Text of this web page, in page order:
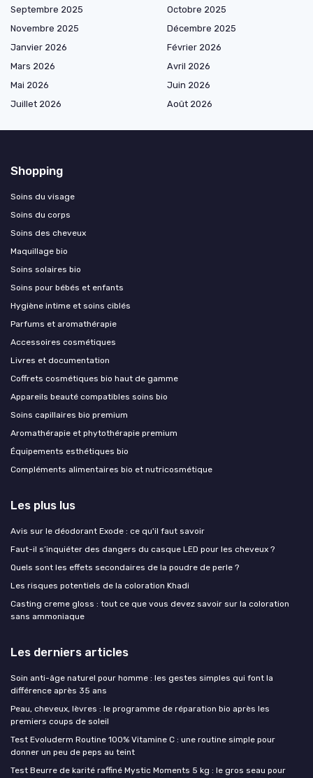
Septembre 2025
Octobre 2025
Novembre 2025
Décembre 2025
Janvier 2026
Février 2026
Mars 2026
Avril 2026
Mai 2026
Juin 2026
Juillet 2026
Août 2026
Shopping
Soins du visage
Soins du corps
Soins des cheveux
Maquillage bio
Soins solaires bio
Soins pour bébés et enfants
Hygiène intime et soins ciblés
Parfums et aromathérapie
Accessoires cosmétiques
Livres et documentation
Coffrets cosmétiques bio haut de gamme
Appareils beauté compatibles soins bio
Soins capillaires bio premium
Aromathérapie et phytothérapie premium
Équipements esthétiques bio
Compléments alimentaires bio et nutricosmétique
Les plus lus
Avis sur le déodorant Exode : ce qu'il faut savoir
Faut-il s’inquiéter des dangers du casque LED pour les cheveux ?
Quels sont les effets secondaires de la poudre de perle ?
Les risques potentiels de la coloration Khadi
Casting creme gloss : tout ce que vous devez savoir sur la coloration
sans ammoniaque
Les derniers articles
Soin anti-âge naturel pour homme : les gestes simples qui font la
différence après 35 ans
Peau, cheveux, lèvres : le programme de réparation bio après les
premiers coups de soleil
Test Evoluderm Routine 100% Vitamine C : une routine simple pour
donner un peu de peps au teint
Test Beurre de karité raffiné Mystic Moments 5 kg : le gros seau pour